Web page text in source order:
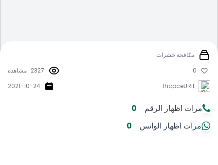
مكافحة حشرات
0
2327 مشاهده
IhcpceURit
2021-10-24
مرات اظهار الرقم
0
مرات اظهار الواتس
0